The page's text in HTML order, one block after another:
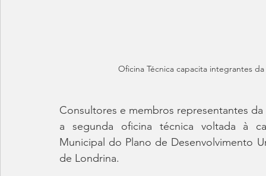
Oficina Técnica capacita integrantes
Consultores e membros representantes
a segunda oficina técnica voltada à
Municipal do Plano de Desenvolvimento
de Londrina.